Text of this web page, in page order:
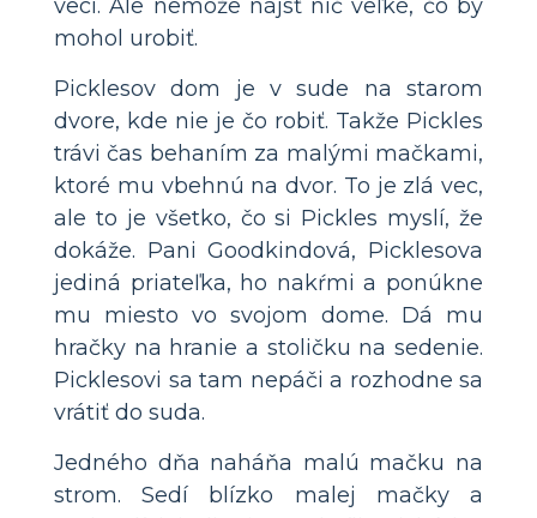
veci. Ale nemôže nájsť nič veľké, čo by
mohol urobiť.
Picklesov dom je v sude na starom
dvore, kde nie je čo robiť. Takže Pickles
trávi čas behaním za malými mačkami,
ktoré mu vbehnú na dvor. To je zlá vec,
ale to je všetko, čo si Pickles myslí, že
dokáže. Pani Goodkindová, Picklesova
jediná priateľka, ho nakŕmi a ponúkne
mu miesto vo svojom dome. Dá mu
hračky na hranie a stoličku na sedenie.
Picklesovi sa tam nepáči a rozhodne sa
vrátiť do suda.
Jedného dňa naháňa malú mačku na
strom. Sedí blízko malej mačky a